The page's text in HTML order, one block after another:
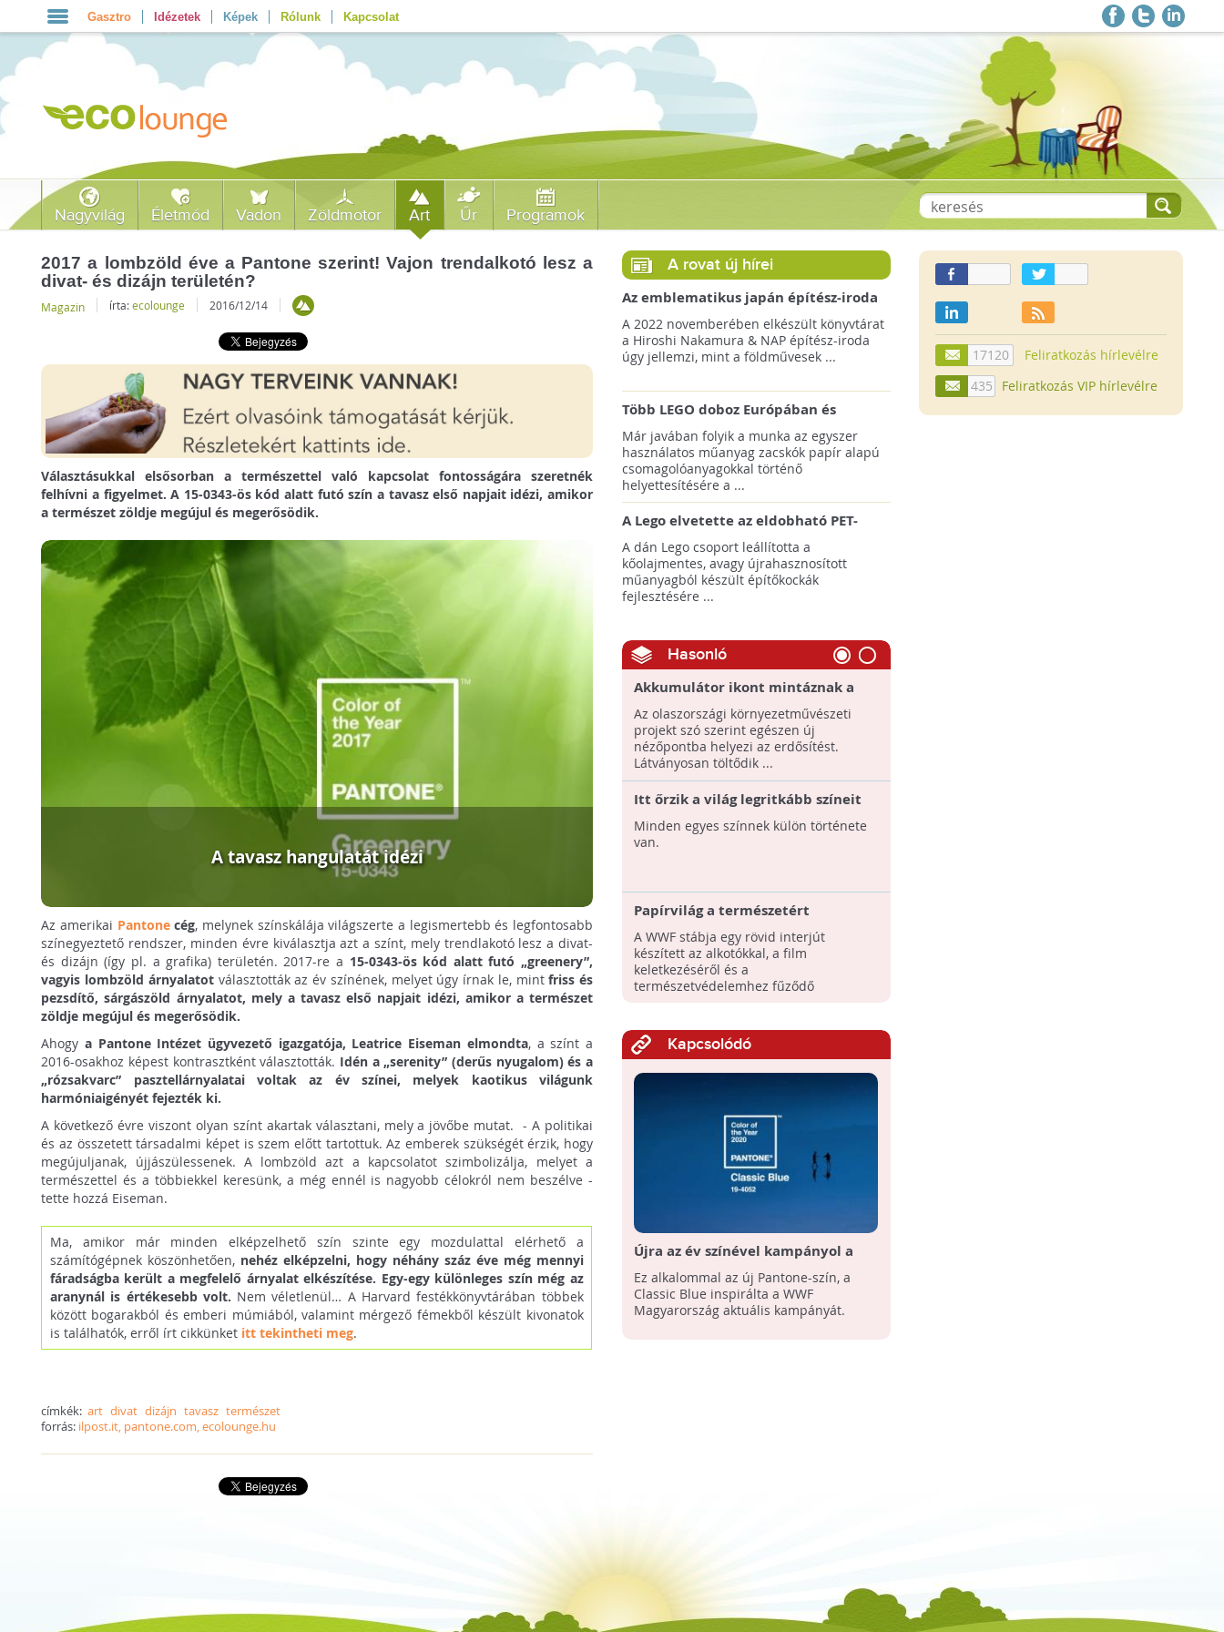
Gasztro Idézetek Képek Rólunk Kapcsolat
Nagyvilág Életmód Vadon Zöldmotor Art Űr Programok
2017 a lombzöld éve a Pantone szerint! Vajon trendalkotó lesz a
divat- és dizájn területén?
Magazin írta:ecolounge 2016/12/14
Választásukkal elsősorban a természettel való kapcsolat fontosságára szeretnék
felhívni a figyelmet. A 15-0343-ös kód alatt futó szín a tavasz első napjait idézi, amikor
a természet zöldje megújul és megerősödik.
A tavasz hangulatát idézi
Az amerikai Pantonecég, melynek színskálája világszerte a legismertebb és legfontosabb
színegyeztető rendszer, minden évre kiválasztja azt a színt, mely trendlakotó lesz a divat-
és dizájn (így pl. a grafika) területén. 2017-re a 15-0343-ös kód alatt futó „greenery”,
vagyis lombzöld árnyalatotválasztották az év színének, melyet úgy írnak le, mintfriss és
pezsdítő, sárgászöld árnyalatot, mely a tavasz első napjait idézi, amikor a természet
zöldje megújul és megerősödik.
Ahogy a Pantone Intézet ügyvezető igazgatója, Leatrice Eiseman elmondta, a színt a
2016-osakhoz képest kontrasztként választották. Idén a „serenity” (derűs nyugalom) és a
„rózsakvarc” pasztellárnyalatai voltak az év színei, melyek kaotikus világunk
harmóniaigényét fejezték ki.
A következő évre viszont olyan színt akartak választani, mely a jövőbe mutat. - A politikai
és az összetett társadalmi képet is szem előtt tartottuk. Az emberek szükségét érzik, hogy
megújuljanak, újjászülessenek. A lombzöld azt a kapcsolatot szimbolizálja, melyet a
természettel és a többiekkel keresünk, a még ennél is nagyobb célokról nem beszélve -
tette hozzá Eiseman.
Ma, amikor már minden elképzelhető szín szinte egy mozdulattal elérhető a
számítógépnek köszönhetően, nehéz elképzelni, hogy néhány száz éve még mennyi
fáradságba került a megfelelő árnyalat elkészítése. Egy-egy különleges szín még az
aranynál is értékesebb volt. Nem véletlenül… A Harvard festékkönyvtárában többek
között bogarakból és emberi múmiából, valamint mérgező fémekből készült kivonatok
is találhatók, erről írt cikkünket itt tekintheti meg.
címkék:art divat dizájn tavasz természet
forrás: ilpost.it, pantone.com, ecolounge.hu
A rovat új hírei
Az emblematikus japán építész-iroda
így képzeli el a Föld Könyvtárát
A 2022 novemberében elkészült könyvtárat
a Hiroshi Nakamura & NAP építész-iroda
úgy jellemzi, mint a földművesek ...
Több LEGO doboz Európában és
Ázsiában már papír alapú zacskókat
fog tartalmazni
Már javában folyik a munka az egyszer
használatos műanyag zacskók papír alapú
csomagolóanyagokkal történő
helyettesítésére a ...
A Lego elvetette az eldobható PET-
palack alapú építőkockák
koncepcióját
A dán Lego csoport leállította a
kőolajmentes, avagy újrahasznosított
műanyagból készült építőkockák
fejlesztésére ...
Hasonló
Akkumulátor ikont mintáznak a
fák - Íme a világ eddigi
legötletesebb újraerdősítése
Az olaszországi környezetművészeti
projekt szó szerint egészen új
nézőpontba helyezi az erdősítést.
Látványosan töltődik ...
Itt őrzik a világ legritkább színeit
Minden egyes színnek külön története
van.
Papírvilág a természetért
A WWF stábja egy rövid interjút
készített az alkotókkal, a film
keletkezéséről és a
természetvédelemhez fűződő
Kapcsolódó
Újra az év színével kampányol a
WWF Magyarország
Ez alkalommal az új Pantone-szín, a
Classic Blue inspirálta a WWF
Magyarország aktuális kampányát.
17120
Feliratkozás hírlevélre
435
Feliratkozás VIP hírlevélre